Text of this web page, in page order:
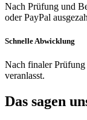
Nach Prüfung und
oder PayPal
Schnelle Abwicklung
Nach finaler
veranlasst.
Das sagen